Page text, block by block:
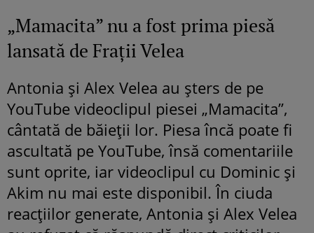
„Mamacita” nu a fost prima piesă
lansată de Frații Velea
Antonia și Alex Velea au șters de pe
YouTube videoclipul piesei „Mamacita”,
cântată de băieții lor. Piesa încă poate fi
ascultată pe YouTube, însă comentariile
sunt oprite, iar videoclipul cu Dominic și
Akim nu mai este disponibil. În ciuda
reacțiilor generate, Antonia și Alex Velea